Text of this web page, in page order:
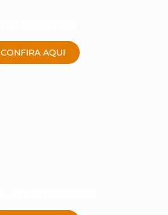
CONFIRA AQUI